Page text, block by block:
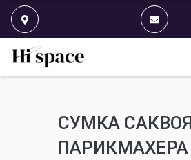
СУМКА
ПАРИКМАХЕРА